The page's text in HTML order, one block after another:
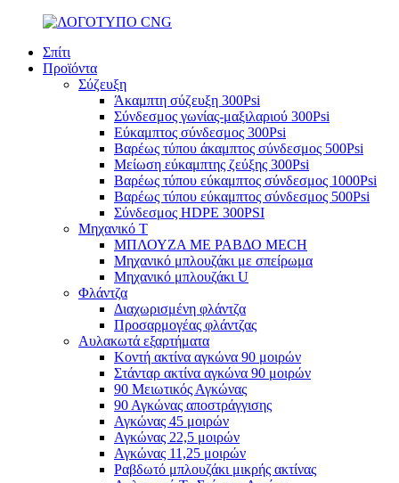
Σπίτι
Προϊόντα
Σύζευξη
Άκαμπτη σύζευξη 300Psi
Σύνδεσμος γωνίας-μαξιλαριού 300Psi
Εύκαμπτος σύνδεσμος 300Psi
Βαρέως τύπου άκαμπτος σύνδεσμος 500Psi
Μείωση εύκαμπτης ζεύξης 300Psi
Βαρέως τύπου εύκαμπτος σύνδεσμος 1000Psi
Βαρέως τύπου εύκαμπτος σύνδεσμος 500Psi
Σύνδεσμος HDPE 300PSI
Μηχανικό Τ
ΜΠΛΟΥΖΑ ΜΕ ΡΑΒΔΟ MECH
Μηχανικό μπλουζάκι με σπείρωμα
Μηχανικό μπλουζάκι U
Φλάντζα
Διαχωρισμένη φλάντζα
Προσαρμογέας φλάντζας
Αυλακωτά εξαρτήματα
Κοντή ακτίνα αγκώνα 90 μοιρών
Στάνταρ ακτίνα αγκώνα 90 μοιρών
90 Μειωτικός Αγκώνας
90 Αγκώνας αποστράγγισης
Αγκώνας 45 μοιρών
Αγκώνας 22,5 μοιρών
Αγκώνας 11,25 μοιρών
Ραβδωτό μπλουζάκι μικρής ακτίνας